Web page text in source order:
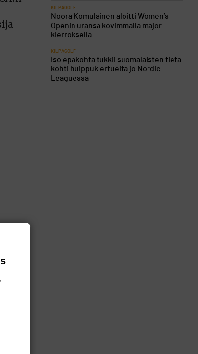
KILPAGOLF
Noora Komulainen aloitti Women’s
Openin uransa kovimmalla major-
kierroksella
KILPAGOLF
Iso epäkohta tukkii suomalaisten tietä
kohti huippukiertueita jo Nordic
Leaguessa